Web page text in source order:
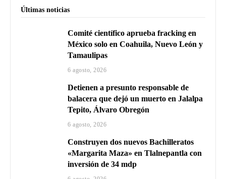
Últimas noticias
Comité científico aprueba fracking en
México solo en Coahuila, Nuevo León y
Tamaulipas
6 agosto, 2026
Detienen a presunto responsable de
balacera que dejó un muerto en Jalalpa
Tepito, Álvaro Obregón
6 agosto, 2026
Construyen dos nuevos Bachilleratos
«Margarita Maza» en Tlalnepantla con
inversión de 34 mdp